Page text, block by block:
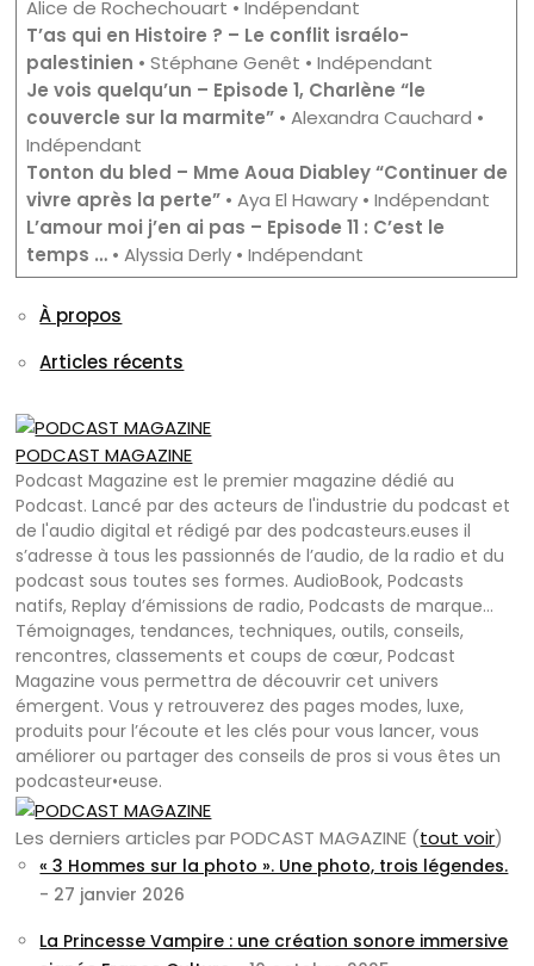
Alice de Rochechouart • Indépendant
T’as qui en Histoire ? – Le conflit israélo-
palestinien • Stéphane Genêt • Indépendant
Je vois quelqu’un – Episode 1, Charlène “le
couvercle sur la marmite”• Alexandra Cauchard •
Indépendant
Tonton du bled – Mme Aoua Diabley “Continuer de
vivre après la perte” • Aya El Hawary • Indépendant
L’amour moi j’en ai pas – Episode 11 : C’est le
temps …• Alyssia Derly • Indépendant
À propos
Articles récents
PODCAST MAGAZINE
Podcast Magazine est le premier magazine dédié au
Podcast. Lancé par des acteurs de l'industrie du podcast et
de l'audio digital et rédigé par des podcasteurs.euses il
s’adresse à tous les passionnés de l’audio, de la radio et du
podcast sous toutes ses formes. AudioBook, Podcasts
natifs, Replay d’émissions de radio, Podcasts de marque…
Témoignages, tendances, techniques, outils, conseils,
rencontres, classements et coups de cœur, Podcast
Magazine vous permettra de découvrir cet univers
émergent. Vous y retrouverez des pages modes, luxe,
produits pour l’écoute et les clés pour vous lancer, vous
améliorer ou partager des conseils de pros si vous êtes un
podcasteur•euse.
Les derniers articles par PODCAST MAGAZINE (tout voir)
« 3 Hommes sur la photo ». Une photo, trois légendes.
- 27 janvier 2026
La Princesse Vampire : une création sonore immersive